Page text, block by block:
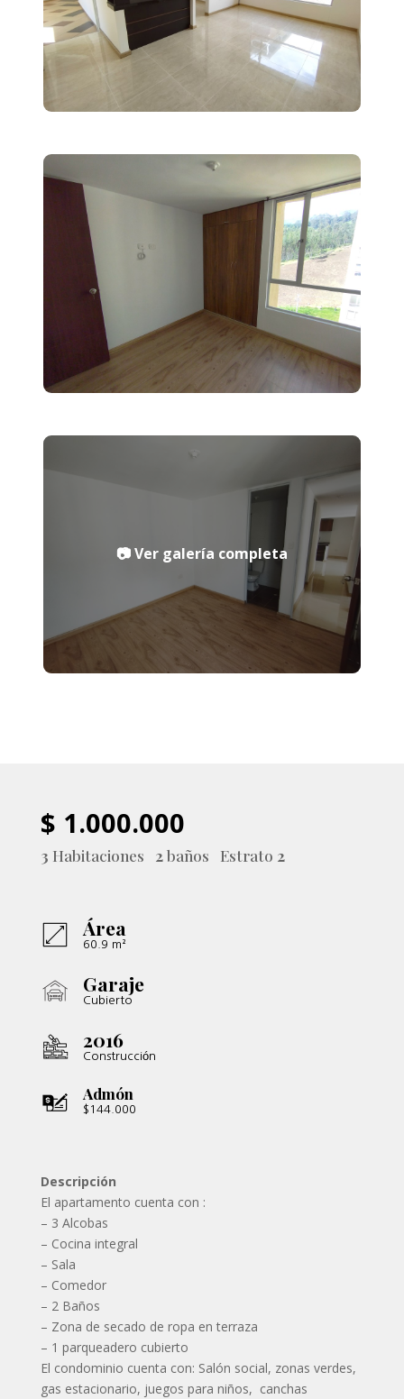
$ 1.000.000
3 Habitaciones 2baños Estrato 2
Área
60.9 m²
Garaje
Cubierto
2016
Construcción
Admón
$144.000
Descripción
El apartamento cuenta con :
– 3 Alcobas
– Cocina integral
– Sala
– Comedor
– 2 Baños
– Zona de secado de ropa en terraza
– 1 parqueadero cubierto
El condominio cuenta con: Salón social, zonas verdes,
gas estacionario, juegos para niños, canchas